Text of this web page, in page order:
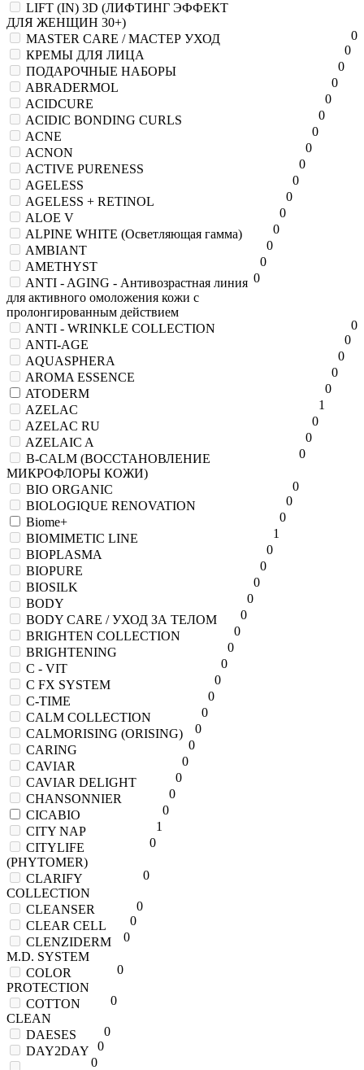
LIFT (IN) 3D (ЛИФТИНГ ЭФФЕКТ
ДЛЯ ЖЕНЩИН 30+)
0
MASTER CARE / МАСТЕР УХОД
0
КРЕМЫ ДЛЯ ЛИЦА
0
ПОДАРОЧНЫЕ НАБОРЫ
0
ABRADERMOL
0
ACIDCURE
0
ACIDIC BONDING CURLS
0
ACNE
0
ACNON
0
ACTIVE PURENESS
0
AGELESS
0
AGELESS + RETINOL
0
ALOE V
0
ALPINE WHITE (Осветляющая гамма)
0
AMBIANT
0
AMETHYST
0
ANTI - AGING - Антивозрастная линия
для активного омоложения кожи с
пролонгированным действием
0
ANTI - WRINKLE COLLECTION
0
ANTI-AGE
0
AQUASPHERA
0
AROMA ESSENCE
0
ATODERM
1
AZELAC
0
AZELAC RU
0
AZELAIC A
0
B-CALM (ВОССТАНОВЛЕНИЕ
МИКРОФЛОРЫ КОЖИ)
0
BIO ORGANIC
0
BIOLOGIQUE RENOVATION
0
Biome+
1
BIOMIMETIC LINE
0
BIOPLASMA
0
BIOPURE
0
BIOSILK
0
BODY
0
BODY CARE / УХОД ЗА ТЕЛОМ
0
BRIGHTEN COLLECTION
0
BRIGHTENING
0
C - VIT
0
C FX SYSTEM
0
C-TIME
0
CALM COLLECTION
0
CALMORISING (ORISING)
0
CARING
0
CAVIAR
0
CAVIAR DELIGHT
0
CHANSONNIER
0
CICABIO
1
CITY NAP
0
CITYLIFE
(PHYTOMER)
0
CLARIFY
COLLECTION
0
CLEANSER
0
CLEAR CELL
0
CLENZIDERM
M.D. SYSTEM
0
COLOR
PROTECTION
0
COTTON
CLEAN
0
DAESES
0
DAY2DAY
0